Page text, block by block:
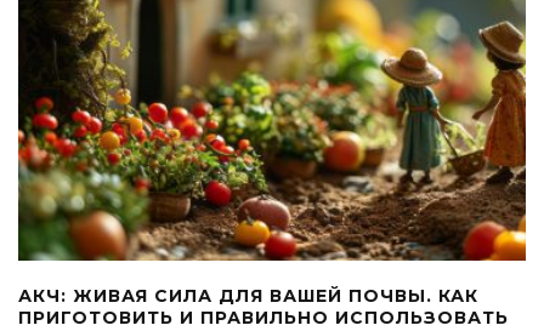
АКЧ: ЖИВАЯ СИЛА ДЛЯ ВАШЕЙ ПОЧВЫ. КАК
ПРИГОТОВИТЬ И ПРАВИЛЬНО ИСПОЛЬЗОВАТЬ